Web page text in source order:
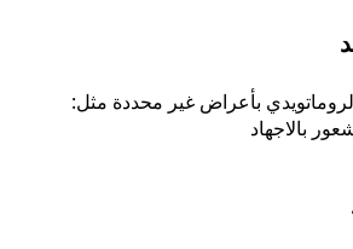
بأعراض غير محددة مثل:
بالاجهاد